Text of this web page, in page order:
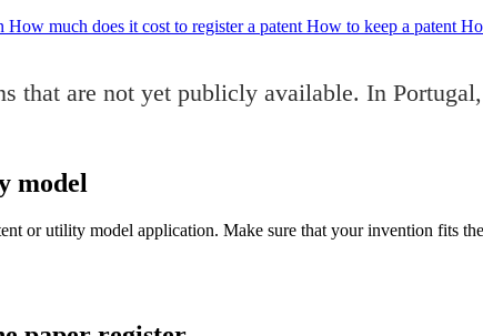
How much does it cost to register a patent How to keep a patent
that are not yet publicly available. In
model
or utility model application. Make sure that your invention fits